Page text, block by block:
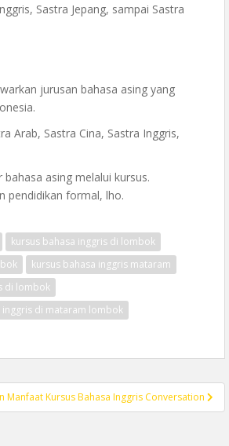
Sastra Jepang, sampai Sastra
jurusan bahasa asing yang
Arab, Sastra Cina, Sastra Inggris,
asing melalui kursus.
pendidikan formal, lho.
kursus bahasa inggris di lombok
kursus bahasa inggris mataram
di lombok
di mataram lombok
Manfaat Kursus Bahasa Inggris Conversation